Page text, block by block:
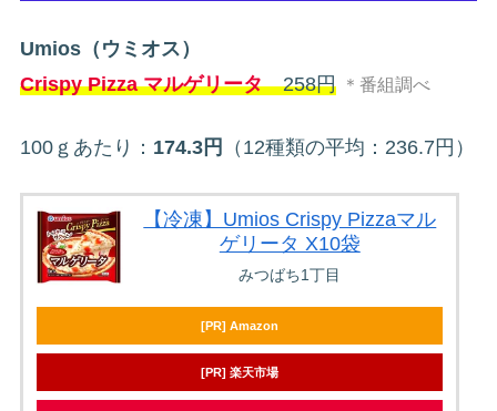
Umios（ウミオス）
Crispy Pizza マルゲリータ258円 ＊番組調べ
100ｇあたり： 174.3円 （12種類の平均：236.7円）
【冷凍】Umios Crispy Pizzaマル
ゲリータ X10袋
みつばち1丁目
[PR] Amazon
[PR] 楽天市場